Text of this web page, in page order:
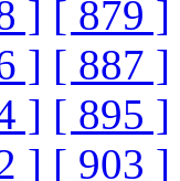
] [ 879 ]
] [ 887 ]
] [ 895 ]
] [ 903 ]